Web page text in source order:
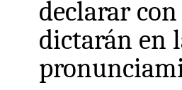
declarar
dictarán en